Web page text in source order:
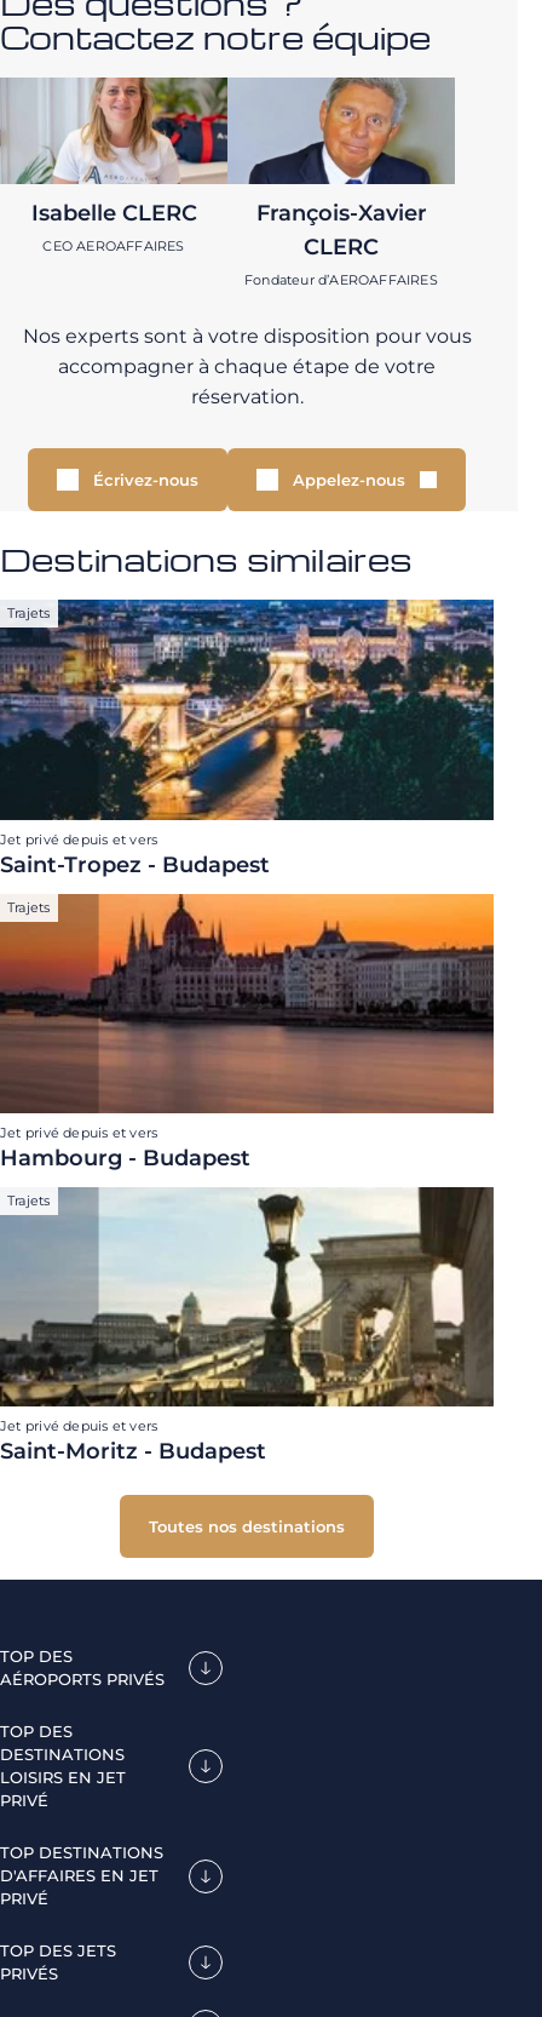
Contactez notre équipe
Isabelle CLERC
CEO AEROAFFAIRES
François-Xavier
CLERC
Fondateur d’AEROAFFAIRES
Nos experts sont à votre disposition pour vous
accompagner à chaque étape de votre
réservation.
Écrivez-nous Appelez-nous
Destinations similaires
Trajets
Jet privé depuis et vers
Saint-Tropez - Budapest
Trajets
Jet privé depuis et vers
Hambourg - Budapest
Trajets
Jet privé depuis et vers
Saint-Moritz - Budapest
Toutes nos destinations
TOP DES
AÉROPORTS PRIVÉS
TOP DES
DESTINATIONS
LOISIRS EN JET
PRIVÉ
TOP DESTINATIONS
D'AFFAIRES EN JET
PRIVÉ
TOP DES JETS
PRIVÉS